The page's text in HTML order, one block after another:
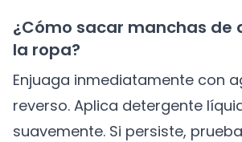
¿Cómo sacar manchas de
la ropa?
Enjuaga inmediatamente con
reverso. Aplica detergente
suavemente. Si persiste,